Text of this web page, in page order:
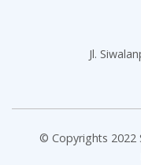
Jl.
© Copyrights 2022